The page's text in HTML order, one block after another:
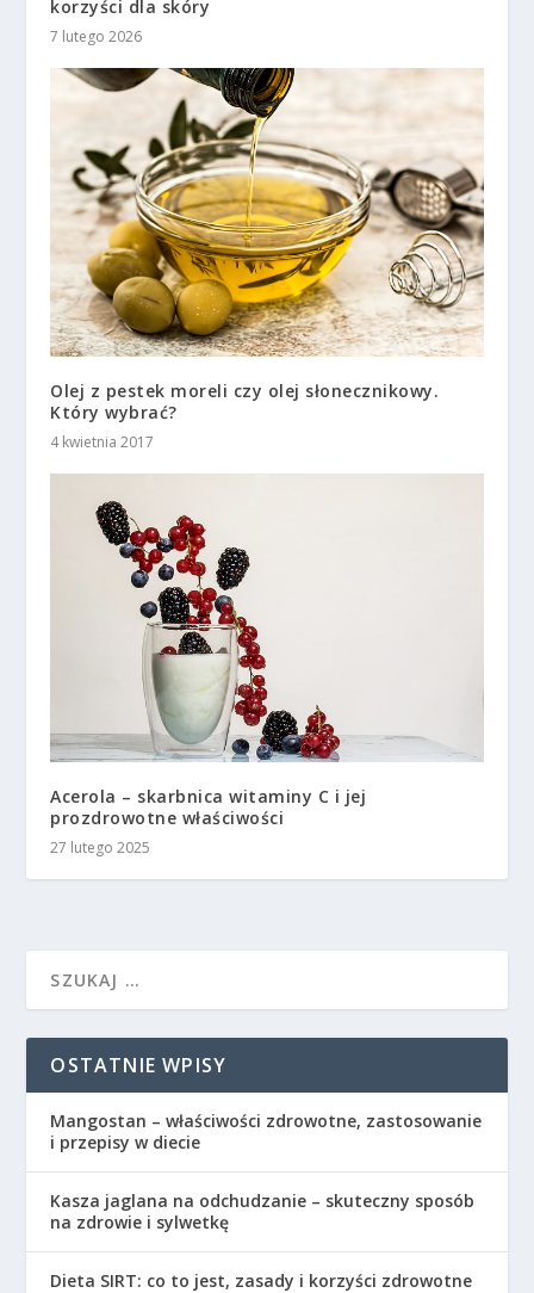
korzyści dla skóry
7 lutego 2026
Olej z pestek moreli czy olej słonecznikowy.
Który wybrać?
4 kwietnia 2017
Acerola – skarbnica witaminy C i jej
prozdrowotne właściwości
27 lutego 2025
OSTATNIE WPISY
Mangostan – właściwości zdrowotne, zastosowanie
i przepisy w diecie
Kasza jaglana na odchudzanie – skuteczny sposób
na zdrowie i sylwetkę
Dieta SIRT: co to jest, zasady i korzyści zdrowotne